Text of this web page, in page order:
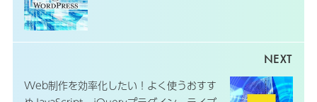
Web制作を効率化したい！よく使うおすす